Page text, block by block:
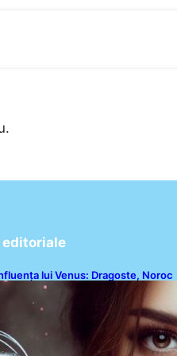
editoriale
lui Venus: Dragoste, Noroc
Oportunități pentru Tauri și Balanțe
Weekendul 8-9 August